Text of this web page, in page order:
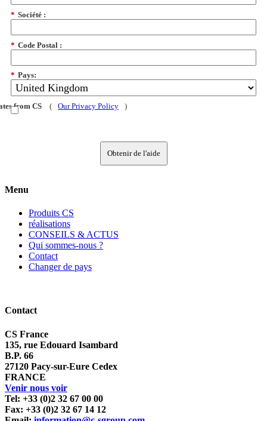
* Société :
* Code Postal :
* Pays:
from CS ( Our Privacy Policy )
Obtenir de l'aide
Menu
Produits CS
réalisations
CONSEILS & ACTUS
Qui sommes-nous ?
Contact
Changer de pays
Contact
CS France
135, rue Edouard Isambard
B.P. 66
27120 Pacy-sur-Eure Cedex
FRANCE
Venir nous voir
Tel: +33 (0)2 32 67 00 00
Fax: +33 (0)2 32 67 14 12